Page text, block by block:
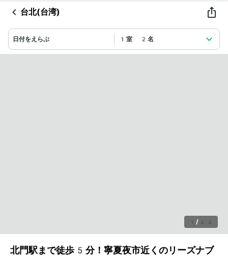
台北(台湾)
日付をえらぶ 1室 2名
1 / 22
北門駅まで徒歩5分！寧夏夜市近くのリーズナブ